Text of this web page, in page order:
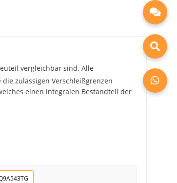
vergleichbar sind. Alle
zulässigen Verschleißgrenzen
einen integralen Bestandteil der